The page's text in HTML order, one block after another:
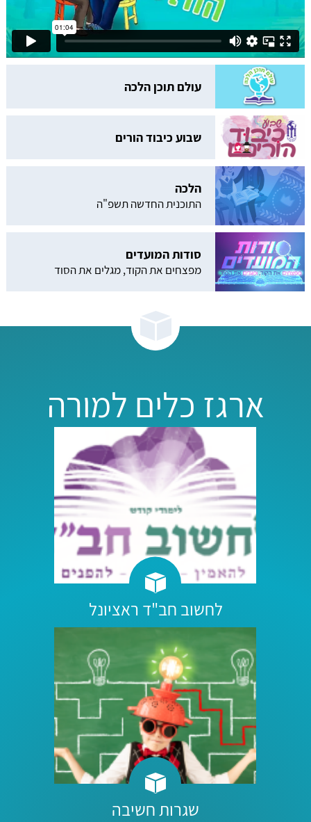
עולם תוכן הלכה
שבוע כיבוד הורים
הלכה
התוכנית החדשה תשפ"ה
סודות המועדים
מפצחים את הקוד, מגלים את הסוד
ארגז כלים למורה
לחשוב חב"ד ראציונל
שגרות חשיבה